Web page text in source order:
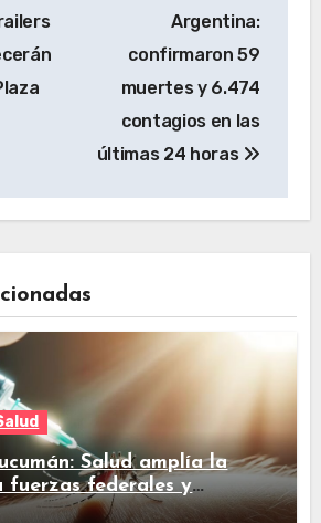
Argentina:
confirmaron 59
muertes y 6.474
contagios en las
últimas 24 horas
Salud amplía la
fuerzas federales y
prensa